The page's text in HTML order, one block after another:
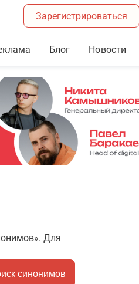
Зарегистрироваться
Блог Новости
Для
синонимов